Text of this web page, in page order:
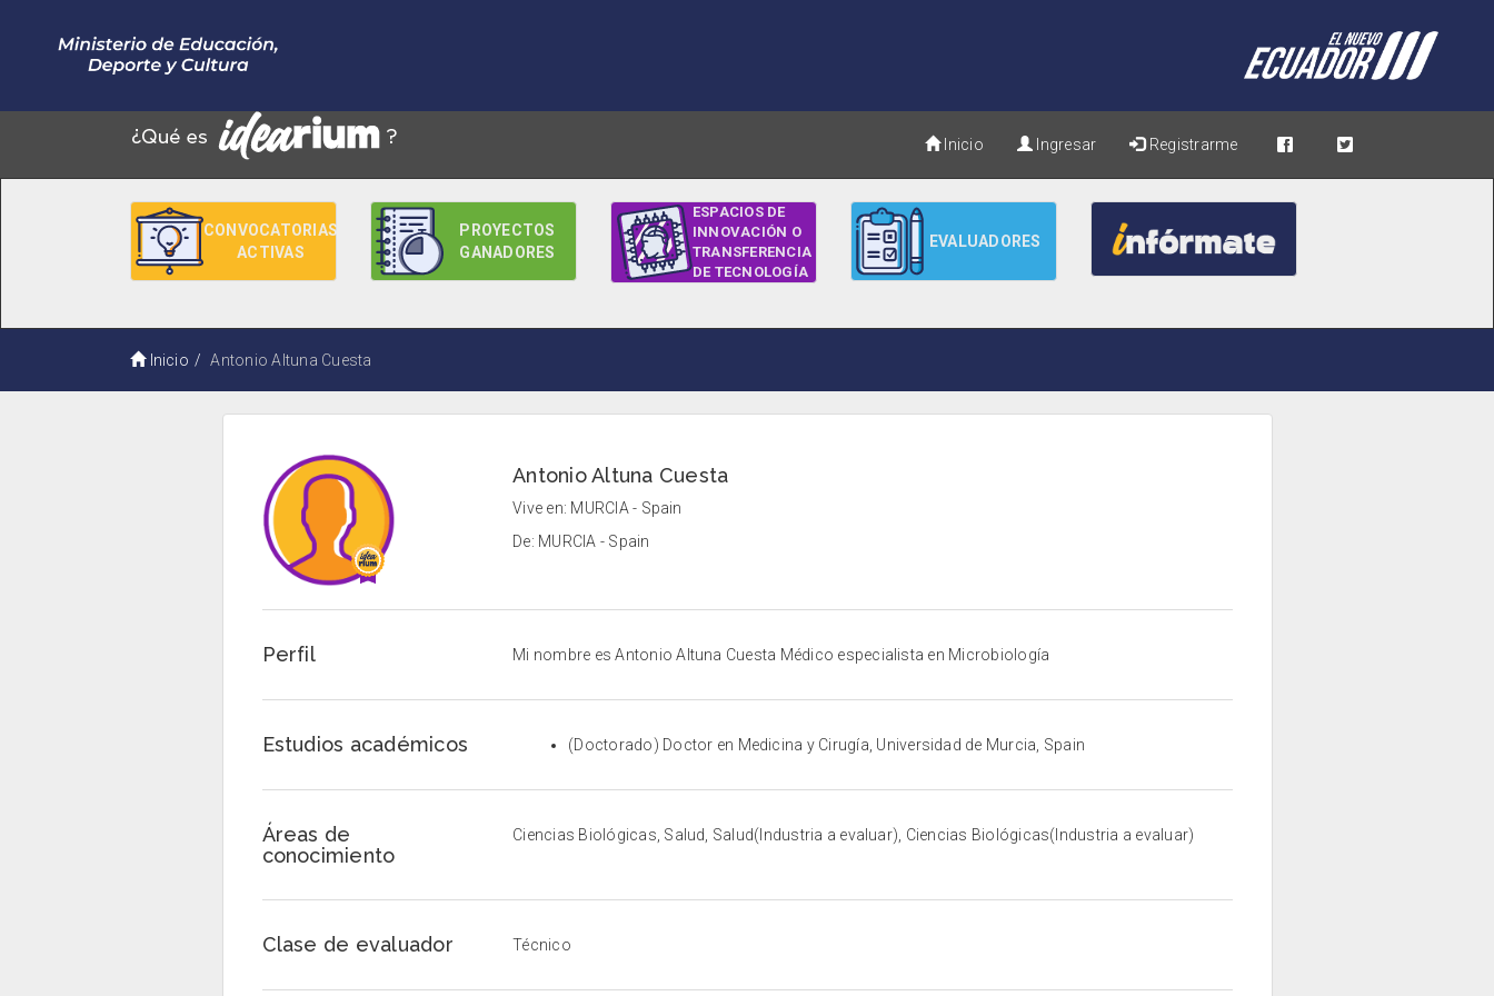
Inicio Ingresar Registrarme
CONVOCATORIAS
ACTIVAS
PROYECTOS
GANADORES
ESPACIOS DE
INNOVACIÓN O
TRANSFERENCIA
DE TECNOLOGÍA
EVALUADORES
Inicio Antonio Altuna Cuesta
Antonio Altuna Cuesta
Vive en: MURCIA - Spain
De: MURCIA - Spain
Perfil Mi nombre es Antonio Altuna Cuesta Médico especialista en Microbiología
Estudios académicos (Doctorado) Doctor en Medicina y Cirugía, Universidad de Murcia, Spain
Áreas de
conocimiento
Ciencias Biológicas, Salud, Salud(Industria a evaluar), Ciencias Biológicas(Industria a evaluar)
Clase de evaluador Técnico